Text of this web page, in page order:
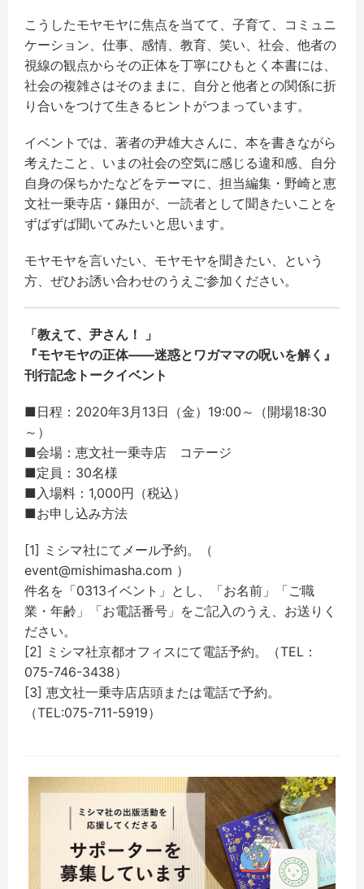
こうしたモヤモヤに焦点を当てて、子育て、コミュニ
ケーション、仕事、感情、教育、笑い、社会、他者の
視線の観点からその正体を丁寧にひもとく本書には、
社会の複雑さはそのままに、自分と他者との関係に折
り合いをつけて生きるヒントがつまっています。
イベントでは、著者の尹雄大さんに、本を書きながら
考えたこと、いまの社会の空気に感じる違和感、自分
自身の保ちかたなどをテーマに、担当編集・野崎と恵
文社一乗寺店・鎌田が、一読者として聞きたいことを
ずばずば聞いてみたいと思います。
モヤモヤを言いたい、モヤモヤを聞きたい、という
方、ぜひお誘い合わせのうえご参加ください。
「教えて、尹さん！ 」
『モヤモヤの正体――迷惑とワガママの呪いを解く』
刊行記念トークイベント
■日程：2020年3月13日（金）19:00～（開場18:30
～）
■会場：恵文社一乗寺店 コテージ
■定員：30名様
■入場料：1,000円（税込）
■お申し込み方法
[1] ミシマ社にてメール予約。（
event@mishimasha.com ）
件名を「0313イベント」とし、「お名前」「ご職
業・年齢」「お電話番号」をご記入のうえ、お送りく
ださい。
[2] ミシマ社京都オフィスにて電話予約。（TEL：
075-746-3438）
[3] 恵文社一乗寺店店頭または電話で予約。
（TEL:075-711-5919）